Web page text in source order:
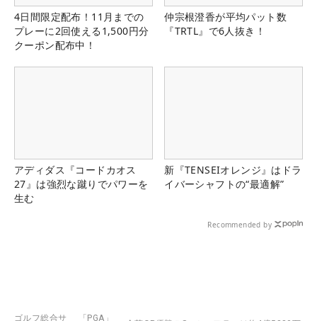
4日間限定配布！11月までの
プレーに2回使える1,500円分
クーポン配布中！
仲宗根澄香が平均パット数
『TRTL』で6人抜き！
アディダス『コードカオス
27』は強烈な蹴りでパワーを
生む
新『TENSEIオレンジ』はドラ
イバーシャフトの“最適解”
Recommended by
ゴルフ総合サ
「PGA」